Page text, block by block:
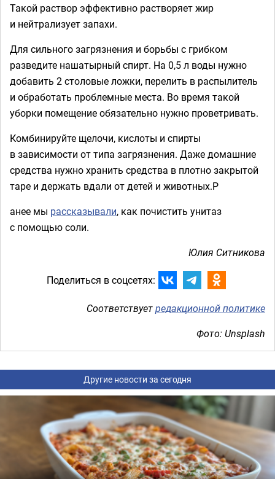
Такой раствор эффективно растворяет жир
и нейтрализует запахи.
Для сильного загрязнения и борьбы с грибком
разведите нашатырный спирт. На 0,5 л воды нужно
добавить 2 столовые ложки, перелить в распылитель
и обработать проблемные места. Во время такой
уборки помещение обязательно нужно проветривать.
Комбинируйте щелочи, кислоты и спирты
в зависимости от типа загрязнения. Даже домашние
средства нужно хранить средства в плотно закрытой
таре и держать вдали от детей и животных.Р
анее мы рассказывали, как почистить унитаз
с помощью соли.
Юлия Ситникова
Поделиться в соцсетях:
Соответствуетредакционной политике
Фото: Unsplash
Другие новости за сегодня